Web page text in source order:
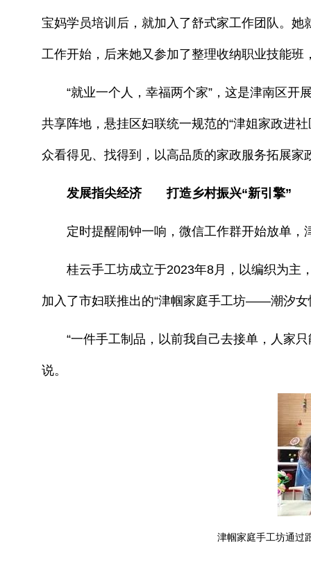
宝妈学员培训后，就加入了舒式家工作团队。
工作开始，后来她又参加了整理收纳职业技能
“就业一个人，幸福两个家”，这是津南区开
共享阵地，悬挂区妇联统一规范的“津姐家政进
众看得见、找得到，以高品质的家政服务拓展家
发展指尖经济 打造乡村振兴“新引擎”
定时提醒闹钟一响，微信工作群开始放单，
桂云手工坊成立于2023年8月，以编织为主，
加入了市妇联推出的“津帼家庭手工坊——潮汐
“一件手工制品，以前我自己去接单，人家只
说。
津帼家庭手工坊通过